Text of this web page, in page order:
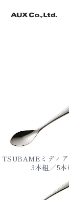
TSUBAMEミディ
3本組／5本